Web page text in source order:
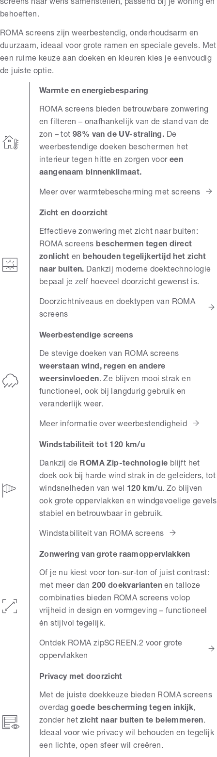
screens naar wens samenstellen, passend bij je woning en
behoeften.
ROMA screens zijn weerbestendig, onderhoudsarm en
duurzaam, ideaal voor grote ramen en speciale gevels. Met
een ruime keuze aan doeken en kleuren kies je eenvoudig
de juiste optie.
Warmte en energiebesparing
ROMA screens bieden betrouwbare zonwering
en filteren – onafhankelijk van de stand van de
zon – tot 98% van de UV-straling. De
weerbestendige doeken beschermen het
interieur tegen hitte en zorgen voor een
aangenaam binnenklimaat.
Meer over warmtebescherming met screens
Zicht en doorzicht
Effectieve zonwering met zicht naar buiten:
ROMA screens beschermen tegen direct
zonlicht en behouden tegelijkertijd het zicht
naar buiten. Dankzij moderne doektechnologie
bepaal je zelf hoeveel doorzicht gewenst is.
Doorzichtniveaus en doektypen van ROMA
screens
Weerbestendige screens
De stevige doeken van ROMA screens
weerstaan wind, regen en andere
weersinvloeden. Ze blijven mooi strak en
functioneel, ook bij langdurig gebruik en
veranderlijk weer.
Meer informatie over weerbestendigheid
Windstabiliteit tot 120 km/u
Dankzij de ROMA Zip-technologie blijft het
doek ook bij harde wind strak in de geleiders, tot
windsnelheden van wel 120 km/u. Zo blijven
ook grote oppervlakken en windgevoelige gevels
stabiel en betrouwbaar in gebruik.
Windstabiliteit van ROMA screens
Zonwering van grote raamoppervlakken
Of je nu kiest voor ton-sur-ton of juist contrast:
met meer dan200 doekvarianten en talloze
combinaties bieden ROMA screens volop
vrijheid in design en vormgeving – functioneel
én stijlvol tegelijk.
Ontdek ROMA zipSCREEN.2 voor grote
oppervlakken
Privacy met doorzicht
Met de juiste doekkeuze bieden ROMA screens
overdaggoede bescherming tegen inkijk,
zonder hetzicht naar buiten te belemmeren.
Ideaal voor wie privacy wil behouden en tegelijk
een lichte, open sfeer wil creëren.